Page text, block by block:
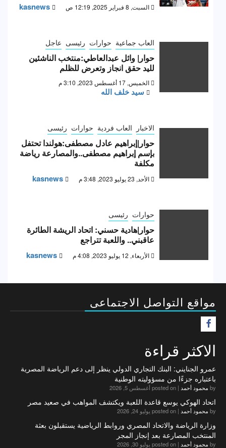
السبت, 8 فبراير 2025, 12:19 ص kasnews
العاب جماعية حوارات رئيسى عاجل
حوار| وائل عبدالعاطي:منتخب الناشئين
لليد حقق انجاز وتعرض للظلم
الخميس, 17 أغسطس 2023, 3:10 م
سيد خلف الله
الاخبار العاب فردية حوارات رئيسى
حوار|إبراهيم عادل مصطفى:هولندا تحتفل
بإسم إبراهيم مصطفى..والمصارعة رياضة
مكلفة
الأحد, 23 يوليو 2023, 3:48 م kasnews
حوارات رئيسى
حوار|هادية حسني: اتحاد الريشة الطائرة
عاقبني.. واللعبة تتراجع
الأربعاء, 12 يوليو 2023, 4:08 م kasnews
مواقع التواصل الاجتماعى
الاكثر قراءة
عمرو الجنايني: البنك التجاري الدولي ينظر إلى دعم الرياضة المصرية
باعتباره جزءًا من مسؤوليته الوطنية
by محمود أحمد | posted on أغسطس 5, 2026
اتحاد الهوكي يوسع قاعدة اللعبة ويكتشف المواهب في صعيد مصر
by محمود أحمد | posted on يوليو 24, 2026
وزارة الرياضة والاتحاد المصري وروابط الرياضية يستقبلون بعثة
المنتخب المصارعة بعد إنجاز المجر
by محمود أحمد | posted on يوليو 30, 2026